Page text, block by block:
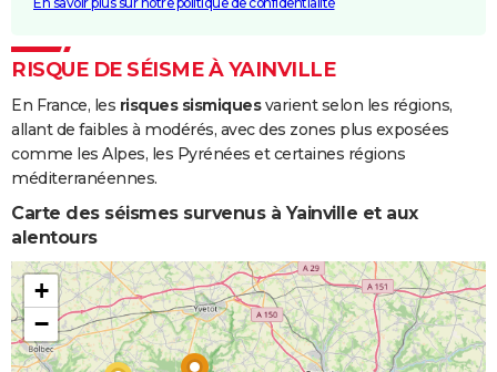
RISQUE DE SÉISME À YAINVILLE
En France, les risques sismiquesvarient selon les régions,
allant de faibles à modérés, avec des zones plus exposées
comme les Alpes, les Pyrénées et certaines régions
méditerranéennes.
Carte des séismes survenus à Yainville et aux
alentours
+
−